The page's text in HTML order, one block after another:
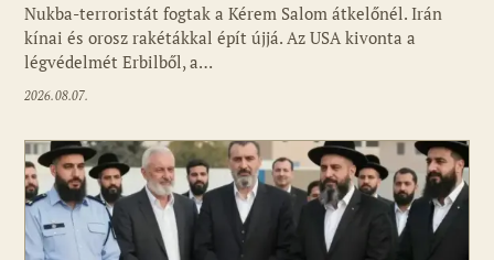
Nukba-terroristát fogtak a Kérem Salom átkelőnél. Irán
kínai és orosz rakétákkal épít újjá. Az USA kivonta a
légvédelmét Erbilből, a…
2026.08.07.